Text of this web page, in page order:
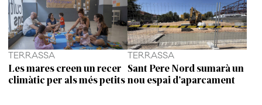
TERRASSA
Les mares creen un recer
climàtic per als més petits
TERRASSA
Sant Pere Nord sumarà un
nou espai d’aparcament